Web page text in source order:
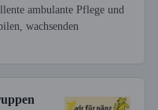
ambulante Pflege und
wachsenden